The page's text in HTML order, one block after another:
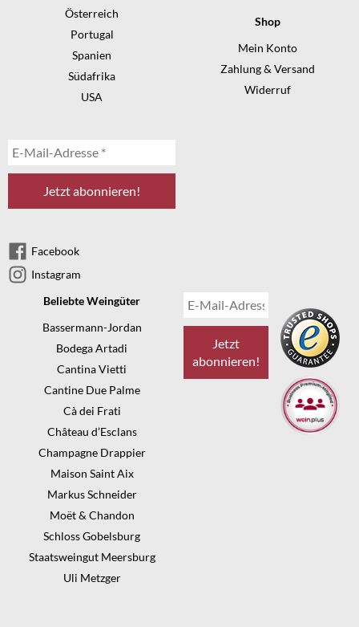
Österreich
Portugal
Spanien
Südafrika
USA
Facebook
Instagram
Shop
Mein Konto
Zahlung & Versand
Widerruf
Beliebte Weingüter
Bassermann-Jordan
Bodega Artadi
Cantina Vietti
Cantine Due Palme
Cà dei Frati
Château d’Esclans
Champagne Drappier
Maison Saint Aix
Markus Schneider
Moët & Chandon
Schloss Gobelsburg
Staatsweingut Meersburg
Uli Metzger